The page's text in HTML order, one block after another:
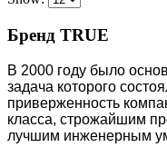
Бренд TRUE
В 2000 году было
задача которого
приверженность
класса, строжайшим
лучшим инженерным